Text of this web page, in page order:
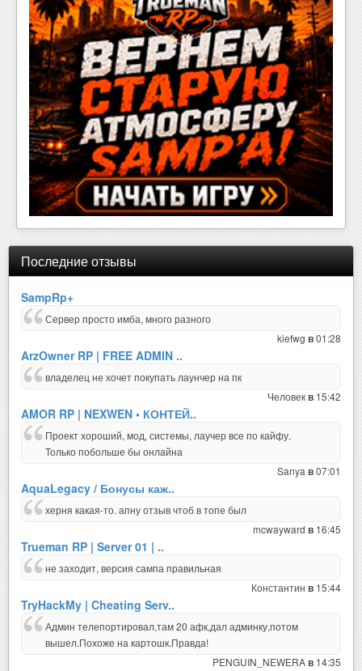
Последние отзывы
SampRp+
Сервер просто имба, много разного
kiefwg в01:28
ArzOwner RP | FREE ADMIN ..
владелец не хочет покупать лаунчер на пк
Человекв 15:42
AMOR RP | NEXWEN • КОНТЕЙ..
Проект хороший, мод, системы, лаучер все по кайфу.
Только побольше бы онлайна
Sanya в07:01
AquaLegacy / Бонусы каж..
херня какая-то. апну отзыв чтоб в топе был
mcwayward в 16:45
Trueman RP | Server 01 | ..
не заходит, версия сампа правильная
Константин в 15:44
TryHackMy | Cheating Serv..
Админ телепортировал,там 20 афк,дал админку,потом
вышел.Похоже на картошк.Правда!
PENGUIN_NEWERAв 14:35